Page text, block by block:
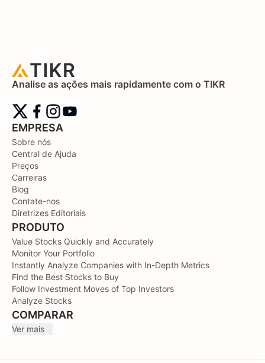
Analise as ações mais rapidamente com o TIKR
EMPRESA
Sobre nós
Central de Ajuda
Preços
Carreiras
Blog
Contate-nos
Diretrizes Editoriais
PRODUTO
Value Stocks Quickly and Accurately
Monitor Your Portfolio
Instantly Analyze Companies with In-Depth Metrics
Find the Best Stocks to Buy
Follow Investment Moves of Top Investors
Analyze Stocks
COMPARAR
Ver mais